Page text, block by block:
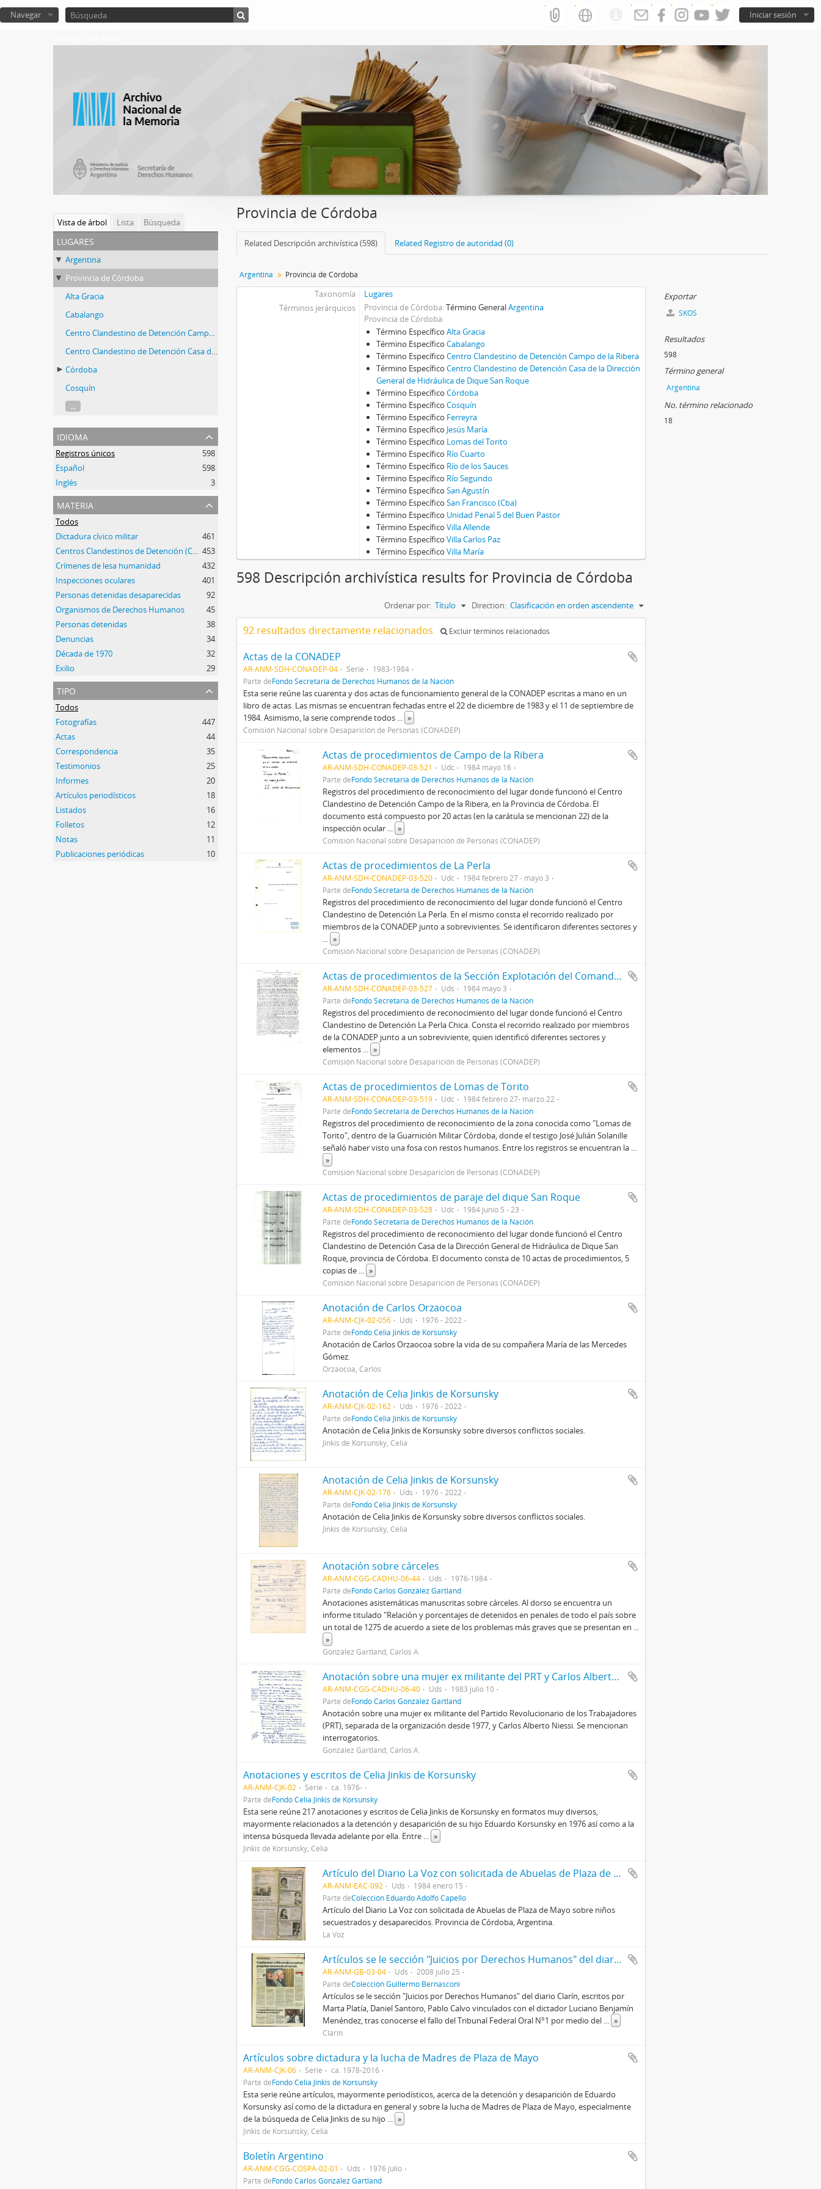
Iniciar sesión
Navegar
Vista de árbol Lista Búsqueda
lugares
Argentina
Provincia de Córdoba
Alta Gracia
Cabalango
Córdoba
Cosquín
...
idioma
Registros únicos
598
Español
598
Inglés
3
materia
Todos
Dictadura cívico militar
461
453
Crímenes de lesa humanidad
432
Inspecciones oculares
401
Personas detenidas desaparecidas
92
Organismos de Derechos Humanos
45
Personas detenidas
38
Denuncias
34
Década de 1970
32
Exilio
29
tipo
Todos
Fotografías
447
Actas
44
Correspondencia
35
Testimonios
25
Informes
20
Artículos periodísticos
18
Listados
16
Folletos
12
Notas
11
Publicaciones periódicas
10
Provincia de Córdoba
Related Descripción archivística (598) Related Registro de autoridad (0)
Argentina Provincia de Córdoba
Taxonomía
Lugares
Términos jerárquicos
Provincia de Córdoba Término GeneralArgentina
Provincia de Córdoba
Término EspecíficoAlta Gracia
Término EspecíficoCabalango
Término EspecíficoCentro Clandestino de Detención Campo de la Ribera
Término EspecíficoCentro Clandestino de Detención Casa de la Dirección
General de Hidráulica de Dique San Roque
Término EspecíficoCórdoba
Término EspecíficoCosquín
Término Específico Ferreyra
Término Específico Jesús María
Término Específico Lomas del Torito
Término Específico Río Cuarto
Término Específico Río de los Sauces
Término Específico Río Segundo
Término EspecíficoSan Agustín
Término EspecíficoSan Francisco (Cba)
Término Específico Unidad Penal 5 del Buen Pastor
Término EspecíficoVilla Allende
Término EspecíficoVilla Carlos Paz
Término EspecíficoVilla María
598 Descripción archivística results for Provincia de Córdoba
Ordenar por: Título Direction: Clasificación en orden ascendente
92 resultados directamente relacionados Excluir términos relacionados
Actas de la CONADEP
AR-ANM-SDH-CONADEP-04 Serie
1983-1984
Parte deFondo Secretaría de Derechos Humanos de la Nación
Esta serie reúne las cuarenta y dos actas de funcionamiento general de la CONADEP escritas a mano en un
libro de actas. Las mismas se encuentran fechadas entre el 22 de diciembre de 1983 y el 11 de septiembre de
1984. Asimismo, la serie comprende todos
»
Comisión Nacional sobre Desaparición de Personas (CONADEP)
Actas de procedimientos de Campo de la Ribera
AR-ANM-SDH-CONADEP-03-521 Udc
1984 mayo 16
Parte deFondo Secretaría de Derechos Humanos de la Nación
Registros del procedimiento de reconocimiento del lugar donde funcionó el Centro
Clandestino de Detención Campo de la Ribera, en la Provincia de Córdoba. El
documento está compuesto por 20 actas (en la carátula se mencionan 22) de la
inspección ocular
»
Comisión Nacional sobre Desaparición de Personas (CONADEP)
Actas de procedimientos de La Perla
AR-ANM-SDH-CONADEP-03-520 Udc
1984 febrero 27 - mayo 3
Parte deFondo Secretaría de Derechos Humanos de la Nación
Registros del procedimiento de reconocimiento del lugar donde funcionó el Centro
Clandestino de Detención La Perla. En el mismo consta el recorrido realizado por
miembros de la CONADEP junto a sobrevivientes. Se identificaron diferentes sectores y
»
Comisión Nacional sobre Desaparición de Personas (CONADEP)
Actas de procedimientos de la Sección Explotación del Comando III Cuerpo de Ejército
AR-ANM-SDH-CONADEP-03-527 Uds
1984 mayo 3
Parte deFondo Secretaría de Derechos Humanos de la Nación
Registros del procedimiento de reconocimiento del lugar donde funcionó el Centro
Clandestino de Detención La Perla Chica. Consta el recorrido realizado por miembros
de la CONADEP junto a un sobreviviente, quien identificó diferentes sectores y
elementos
»
Comisión Nacional sobre Desaparición de Personas (CONADEP)
Actas de procedimientos de Lomas de Torito
AR-ANM-SDH-CONADEP-03-519 Udc
1984 febrero 27- marzo 22
Parte deFondo Secretaría de Derechos Humanos de la Nación
Registros del procedimiento de reconocimiento de la zona conocida como "Lomas de
Torito", dentro de la Guarnición Militar Córdoba, donde el testigo José Julián Solanille
señaló haber visto una fosa con restos humanos. Entre los registros se encuentran la
»
Comisión Nacional sobre Desaparición de Personas (CONADEP)
Actas de procedimientos de paraje del dique San Roque
AR-ANM-SDH-CONADEP-03-528 Udc
1984 junio 5 - 23
Parte deFondo Secretaría de Derechos Humanos de la Nación
Registros del procedimiento de reconocimiento del lugar donde funcionó el Centro
Clandestino de Detención Casa de la Dirección General de Hidráulica de Dique San
Roque, provincia de Córdoba. El documento consta de 10 actas de procedimientos, 5
copias de
»
Comisión Nacional sobre Desaparición de Personas (CONADEP)
Anotación de Carlos Orzaocoa
AR-ANM-CJK-02-056 Uds
1976 - 2022
Parte deFondo Celia Jinkis de Korsunsky
Anotación de Carlos Orzaocoa sobre la vida de su compañera María de las Mercedes
Gómez.
Orzaocoa, Carlos
Anotación de Celia Jinkis de Korsunsky
AR-ANM-CJK-02-162 Uds
1976 - 2022
Parte deFondo Celia Jinkis de Korsunsky
Anotación de Celia Jinkis de Korsunsky sobre diversos conflictos sociales.
Jinkis de Korsunsky, Celia
Anotación de Celia Jinkis de Korsunsky
AR-ANM-CJK-02-176 Uds
1976 - 2022
Parte deFondo Celia Jinkis de Korsunsky
Anotación de Celia Jinkis de Korsunsky sobre diversos conflictos sociales.
Jinkis de Korsunsky, Celia
Anotación sobre cárceles
AR-ANM-CGG-CADHU-06-44 Uds
1976-1984
Parte deFondo Carlos González Gartland
Anotaciones asistemáticas manuscritas sobre cárceles. Al dorso se encuentra un
informe titulado "Relación y porcentajes de detenidos en penales de todo el país sobre
un total de 1275 de acuerdo a siete de los problemas más graves que se presentan en
»
González Gartland, Carlos A.
Anotación sobre una mujer ex militante del PRT y Carlos Alberto Niessi
AR-ANM-CGG-CADHU-06-40 Uds
1983 julio 10
Parte deFondo Carlos González Gartland
Anotación sobre una mujer ex militante del Partido Revolucionario de los Trabajadores
(PRT), separada de la organización desde 1977, y Carlos Alberto Niessi. Se mencionan
interrogatorios.
González Gartland, Carlos A.
Anotaciones y escritos de Celia Jinkis de Korsunsky
AR-ANM-CJK-02 Serie
ca. 1976-
Parte deFondo Celia Jinkis de Korsunsky
Esta serie reúne 217 anotaciones y escritos de Celia Jinkis de Korsunsky en formatos muy diversos,
mayormente relacionados a la detención y desaparición de su hijo Eduardo Korsunsky en 1976 así como a la
intensa búsqueda llevada adelante por ella. Entre
»
Jinkis de Korsunsky, Celia
Artículo del Diario La Voz con solicitada de Abuelas de Plaza de Mayo sobre niños secuestrados desaparecidos
AR-ANM-EAC-092 Uds
1984 enero 15
Parte deColección Eduardo Adolfo Capello
Artículo del Diario La Voz con solicitada de Abuelas de Plaza de Mayo sobre niños
secuestrados y desaparecidos. Provincia de Córdoba, Argentina.
La Voz
Artículos se le sección "Juicios por Derechos Humanos" del diario Clarín
AR-ANM-GB-03-04 Uds
2008 julio 25
Parte deColección Guillermo Bernasconi
Artículos se le sección "Juicios por Derechos Humanos" del diario Clarín, escritos por
Marta Platía, Daniel Santoro, Pablo Calvo vinculados con el dictador Luciano Benjamín
Menéndez, tras conocerse el fallo del Tribunal Federal Oral N°1 por medio del
»
Clarín
Artículos sobre dictadura y la lucha de Madres de Plaza de Mayo
AR-ANM-CJK-06 Serie
ca. 1978-2016
Parte deFondo Celia Jinkis de Korsunsky
Esta serie reúne artículos, mayormente periodísticos, acerca de la detención y desaparición de Eduardo
Korsunsky así como de la dictadura en general y sobre la lucha de Madres de Plaza de Mayo, especialmente
de la búsqueda de Celia Jinkis de su hijo
»
Jinkis de Korsunsky, Celia
Boletín Argentino
AR-ANM-CGG-COSPA-02-01 Uds
1976 julio
Parte deFondo Carlos González Gartland
Exportar
SKOS
Resultados
598
Término general
Argentina
No. término relacionado
18